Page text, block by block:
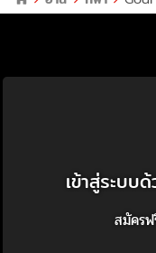
Leicester
เข้าสู่ระบ
สมัครฟ